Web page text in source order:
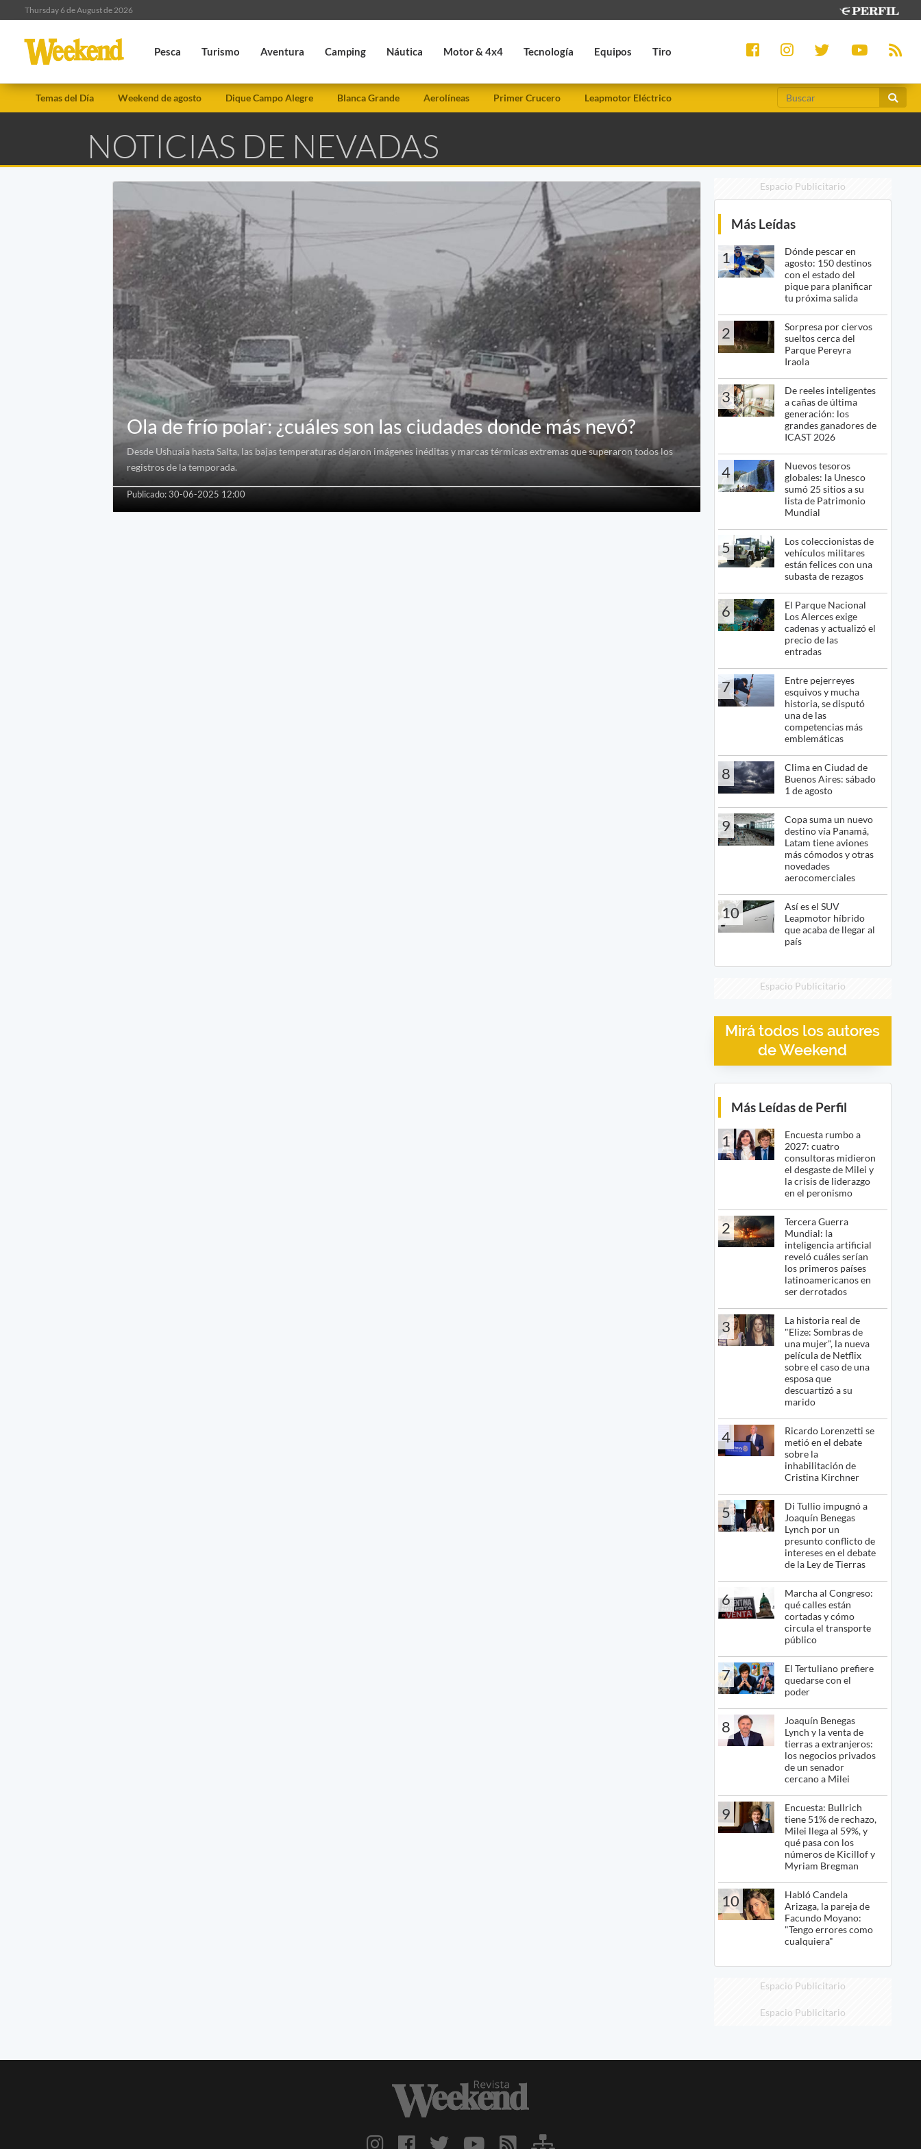
Thursday 6 de August de 2026
Pesca Turismo Aventura Camping Náutica Motor & 4x4 Tecnología Equipos Tiro
Temas del Día Weekend de agosto Dique Campo Alegre Blanca Grande Aerolíneas Primer Crucero Leapmotor Eléctrico
NOTICIAS DE NEVADAS
Ola de frío polar: ¿cuáles son las ciudades donde más nevó?
Desde Ushuaia hasta Salta, las bajas temperaturas dejaron imágenes inéditas y marcas térmicas extremas que superaron todos los
registros de la temporada.
Publicado: 30-06-2025 12:00
Espacio Publicitario
Más Leídas
1
Dónde pescar en
agosto: 150 destinos
con el estado del
pique para planificar
tu próxima salida
2
Sorpresa por ciervos
sueltos cerca del
Parque Pereyra
Iraola
3
De reeles inteligentes
a cañas de última
generación: los
grandes ganadores de
ICAST 2026
4
Nuevos tesoros
globales: la Unesco
sumó 25 sitios a su
lista de Patrimonio
Mundial
5
Los coleccionistas de
vehículos militares
están felices con una
subasta de rezagos
6
El Parque Nacional
Los Alerces exige
cadenas y actualizó el
precio de las
entradas
7
Entre pejerreyes
esquivos y mucha
historia, se disputó
una de las
competencias más
emblemáticas
8
Clima en Ciudad de
Buenos Aires: sábado
1 de agosto
9
Copa suma un nuevo
destino vía Panamá,
Latam tiene aviones
más cómodos y otras
novedades
aerocomerciales
10
Así es el SUV
Leapmotor híbrido
que acaba de llegar al
país
Espacio Publicitario
Mirá todos los autores
de Weekend
Más Leídas de Perfil
1
Encuesta rumbo a
2027: cuatro
consultoras midieron
el desgaste de Milei y
la crisis de liderazgo
en el peronismo
2
Tercera Guerra
Mundial: la
inteligencia artificial
reveló cuáles serían
los primeros países
latinoamericanos en
ser derrotados
3
La historia real de
"Elize: Sombras de
una mujer", la nueva
película de Netflix
sobre el caso de una
esposa que
descuartizó a su
marido
4
Ricardo Lorenzetti se
metió en el debate
sobre la
inhabilitación de
Cristina Kirchner
5
Di Tullio impugnó a
Joaquín Benegas
Lynch por un
presunto conflicto de
intereses en el debate
de la Ley de Tierras
6
Marcha al Congreso:
qué calles están
cortadas y cómo
circula el transporte
público
7
El Tertuliano prefiere
quedarse con el
poder
8
Joaquín Benegas
Lynch y la venta de
tierras a extranjeros:
los negocios privados
de un senador
cercano a Milei
9
Encuesta: Bullrich
tiene 51% de rechazo,
Milei llega al 59%, y
qué pasa con los
números de Kicillof y
Myriam Bregman
10
Habló Candela
Arizaga, la pareja de
Facundo Moyano:
"Tengo errores como
cualquiera"
Espacio Publicitario
Espacio Publicitario